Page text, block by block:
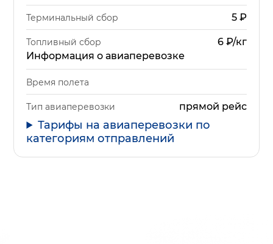
Терминальный сбор 5₽
Топливный сбор
6 ₽/кг
Информация о авиаперевозке
Время полета
Тип авиаперевозки прямой рейс
Тарифы на авиаперевозки по
категориям отправлений